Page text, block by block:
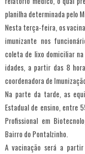
planilha determinada pelo
Nesta terça-feira, os
imunizante nos
coleta de lixo domiciliar
idades, a partir das 8
coordenadora de
Na parte da tarde, as
Estadual de ensino, entre
Profissional em
Bairro do Pontalzinho.
A vacinação será a